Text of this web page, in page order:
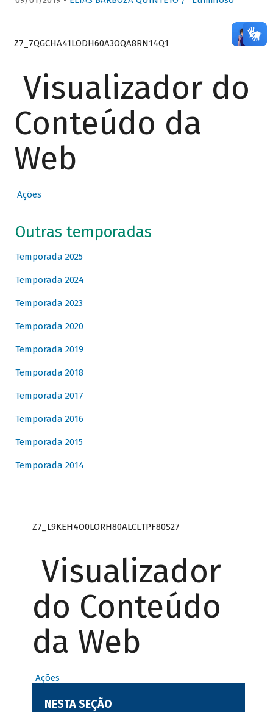
Z7_7QGCHA41LODH60A3OQA8RN14Q1
Visualizador do
Conteúdo da
Web
Ações
Outras temporadas
Temporada 2025
Temporada 2024
Temporada 2023
Temporada 2020
Temporada 2019
Temporada 2018
Temporada 2017
Temporada 2016
Temporada 2015
Temporada 2014
Z7_L9KEH4O0LORH80ALCLTPF80S27
Visualizador
do Conteúdo
da Web
Ações
NESTA SEÇÃO